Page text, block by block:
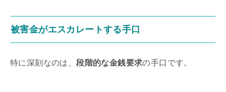
被害金がエスカレートする手口
特に深刻なのは、段階的な金銭要求の手口です。